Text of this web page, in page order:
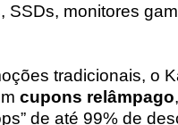
SSDs, monitores
tradicionais, o
cupons relâmpago
de até 99% de